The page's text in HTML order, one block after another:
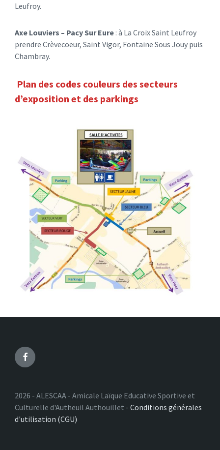
Leufroy.
Axe Louviers – Pacy Sur Eure : à La Croix Saint Leufroy
prendre Crèvecoeur, Saint Vigor, Fontaine Sous Jouy puis
Chambray.
Plan des codes couleurs des secteurs
d’exposition et des parkings
Facebook
2026 - ALESCAA - Amicale Laïque Educative Sportive et
Culturelle d'Autheuil Authouillet - Conditions générales
d'utilisation (CGU)